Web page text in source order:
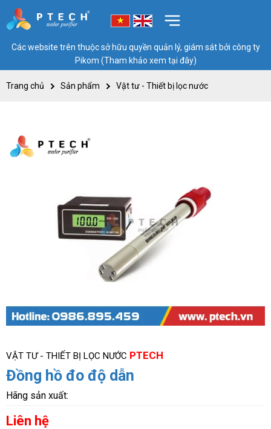
Các website trên thuộc sở hữu quyền quản lý, giám sát bởi công ty
Pikom (Tham khảo xem tại đây)
Trang chủ Sản phẩm Vật tư - Thiết bị lọc nước
VẬT TƯ - THIẾT BỊ LỌC NƯỚC PTECH
Đồng hồ đo độ dẫn
Hãng sản xuất:
Liên hệ